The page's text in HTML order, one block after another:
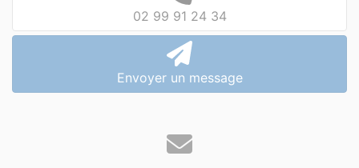
02 99 91 24 34
Envoyer un message